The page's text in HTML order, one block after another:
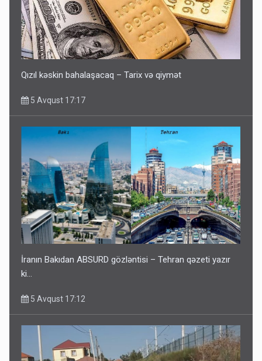
Qızıl kəskin bahalaşacaq – Tarix və qiymət
5 Avqust 17:17
İranın Bakıdan ABSURD gözləntisi – Tehran qəzeti yazır
ki…
5 Avqust 17:12